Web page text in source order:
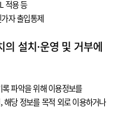
적용 등
자 출입통제
설치·운영 및 거부에
파악을 위해 이용정보를
당 정보를 목적 외로 이용하거나